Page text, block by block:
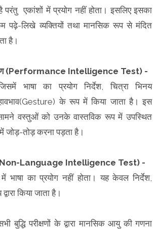
परंतु एकांशों में प्रयोग नहीं होता। इसलिए इसका
पढ़े-लिखे व्यक्तियों तथा मानसिक रूप से मंदित
है।
(Performance Intelligence Test) -
भाषा का प्रयोग निर्देश, चित्रा भिनय
के रूप में किया जाता है। इस
सामने वस्तुओं को उनके वास्तविक रूप में उपस्थित
जोड़-तोड़ करना पड़ता है।
(Non-Language Intelligence Test) -
में भाषा का प्रयोग नहीं होता। यह केवल निर्देश,
किया जाता है।
बुद्धि परीक्षणों के द्वारा मानसिक आयु की गणना